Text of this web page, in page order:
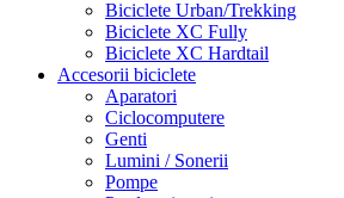
Biciclete Urban/Trekking
Biciclete XC Fully
Biciclete XC Hardtail
Accesorii biciclete
Aparatori
Ciclocomputere
Genti
Lumini / Sonerii
Pompe